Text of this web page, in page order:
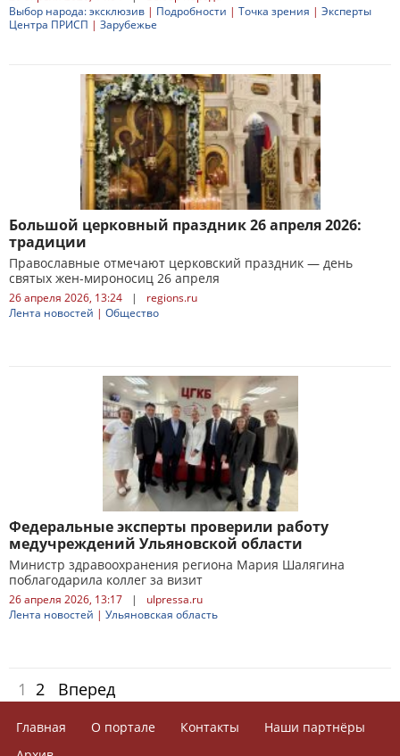
Выбор народа: эксклюзив | Подробности | Точка зрения | Эксперты
Центра ПРИСП | Зарубежье
Большой церковный праздник 26 апреля 2026:
традиции
Православные отмечают церковский праздник — день
святых жен-мироносиц 26 апреля
26 апреля 2026, 13:24 |
regions.ru
Лента новостей | Общество
Федеральные эксперты проверили работу
медучреждений Ульяновской области
Министр здравоохранения региона Мария Шалягина
поблагодарила коллег за визит
26 апреля 2026, 13:17 |
ulpressa.ru
Лента новостей | Ульяновская область
1 2 Вперед
Главная О портале Контакты
Наши партнёры